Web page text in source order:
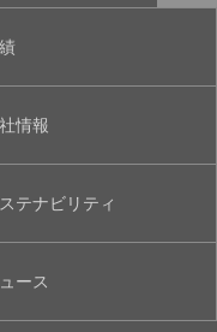
情報
テナビリティ
ース